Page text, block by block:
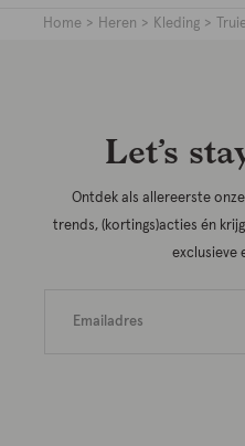
Home Heren Kleding
Let’s
Ontdek als allereerste
trends, (kortings)acties én
exclusieve